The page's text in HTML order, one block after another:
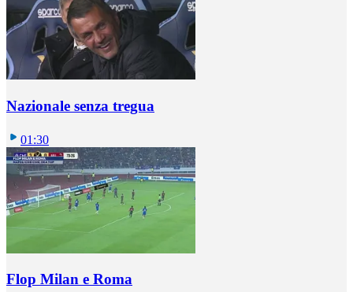
Nazionale senza tregua
01:30
Flop Milan e Roma